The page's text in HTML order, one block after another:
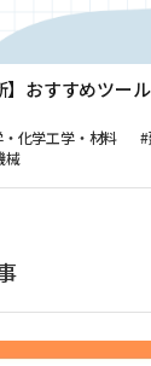
】おすすめツー
化学工学・材料
械